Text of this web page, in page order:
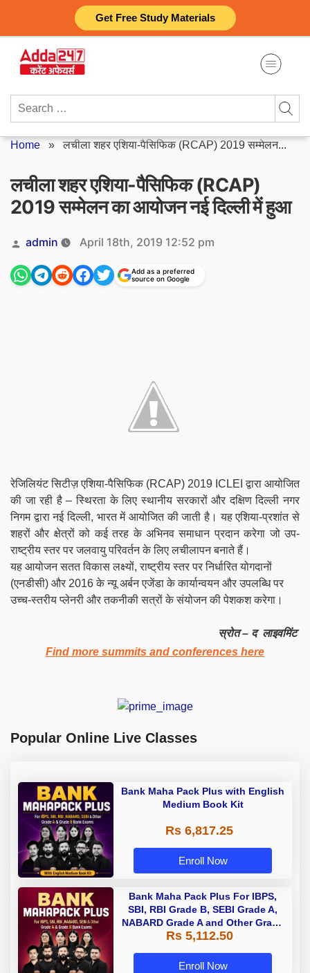
Get Free Study Materials
content
Search
Home »लचीला शहर एशिया-पैसिफिक (RCAP) 2019 सम्मेलन...
लचीला शहर एशिया-पैसिफिक (RCAP)
2019 सम्मेलन का आयोजन नई दिल्ली में हुआ
Posted
by
admin April 18th, 2019 12:52 pm
Add as a preferred
source on Google
रेजिलियंट सिटीज़ एशिया-पैसिफिक (RCAP) 2019 ICLEI द्वारा आयोजित
की जा रही है – स्थिरता के लिए स्थानीय सरकारों और दक्षिण दिल्ली नगर
निगम द्वारा नई दिल्ली, भारत में आयोजित की जाती है। यह एशिया-प्रशांत से
शहरों और क्षेत्रों को कई तरह के अभिनव समाधान प्रदान करेगा जो उप-
राष्ट्रीय स्तर पर जलवायु परिवर्तन के लिए लचीलापन बनाते हैं।
यह आयोजन सतत विकास लक्ष्यों, राष्ट्रीय स्तर पर निर्धारित योगदानों
(एनडीसी) और 2016 के न्यू अर्बन एजेंडा के कार्यान्वयन और उपलब्धि पर
उच्च-स्तरीय प्लेनरी और तकनीकी सत्रों के संयोजन की पेशकश करेगा।
स्रोत – द लाइवमिंट
Find more summits and conferences here
Popular Online Live Classes
Bank Maha Pack Plus with English
Medium Book Kit
Rs 6,817.25
Enroll Now
Bank Maha Pack Plus For IBPS,
SBI, RBI Grade B, SEBI Grade A,
NABARD Grade A and Other Grade
A & Grade B Bank Exams
Rs 5,112.50
Enroll Now